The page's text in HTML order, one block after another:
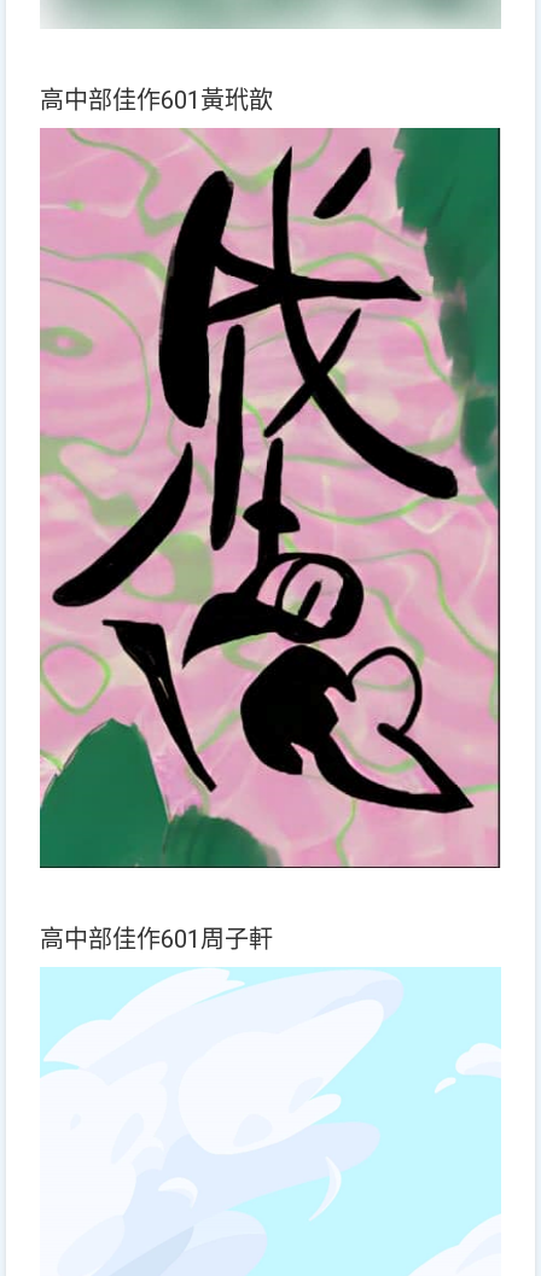
高中部佳作601黃玳歆
高中部佳作601周子軒